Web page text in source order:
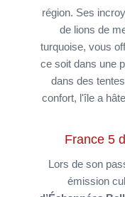
région. Ses
de lions de
turquoise, vous
ce soit dans une
dans des
confort, l'île a
France 5
Lors de son
émission